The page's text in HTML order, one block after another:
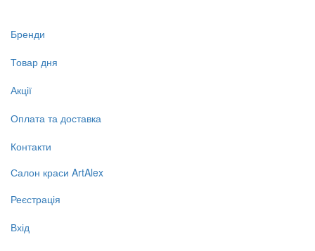
Бренди
Товар дня
Акції
Оплата та доставка
Контакти
Салон краси ArtAlex
Реєстрація
Вхід